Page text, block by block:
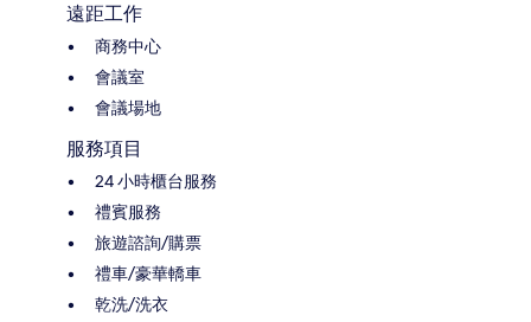
遠距工作
商務中心
會議室
會議場地
服務項目
24 小時櫃台服務
禮賓服務
旅遊諮詢/購票
禮車/豪華轎車
乾洗/洗衣